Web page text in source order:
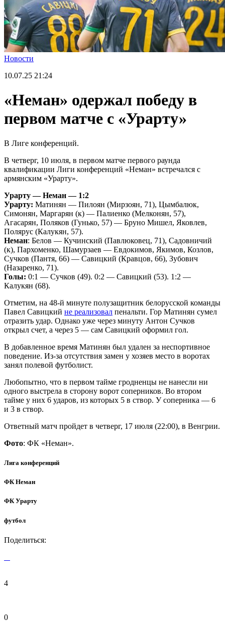
Новости
10.07.25 21:24
«Неман» одержал победу в
первом матче с «Урарту»
В Лиге конференций.
В четверг, 10 июля, в первом матче первого раунда
квалификации Лиги конференций «Неман» встречался с
армянским «Урарту».
Урарту — Неман — 1:2
Урарту: Матинян — Пилоян (Мирзоян, 71), Цымбалюк,
Симонян, Маргарян (к) — Палиенко (Мелконян, 57),
Агасарян, Поляков (Гунько, 57) — Бруно Мишел, Яковлев,
Полярус (Калукян, 57).
Неман: Белов — Кучинский (Павлюковец, 71), Садовничий
(к), Пархоменко, Шамурзаев — Евдокимов, Якимов, Козлов,
Сучков (Пантя, 66) — Савицкий (Кравцов, 66), Зубович
(Назаренко, 71).
Голы: 0:1 — Сучков (49). 0:2 — Савицкий (53). 1:2 —
Калукян (68).
Отметим, на 48-й минуте полузащитник белорусской команды
Павел Савицкий не реализовал пенальти. Гор Матинян сумел
отразить удар. Однако уже через минуту Антон Сучков
открыл счет, а через 5 — сам Савицкий оформил гол.
В добавленное время Матинян был удален за неспортивное
поведение. Из-за отсутствия замен у хозяев место в воротах
занял полевой футболист.
Любопытно, что в первом тайме гродненцы не нанесли ни
одного выстрела в сторону ворот соперников. Во втором
тайме у них 6 ударов, из которых 5 в створ. У соперника — 6
и 3 в створ.
Ответный матч пройдет в четверг, 17 июля (22:00), в Венгрии.
Фото: ФК «Неман».
Лига конференций
ФК Неман
ФК Урарту
футбол
Поделиться:
4
0